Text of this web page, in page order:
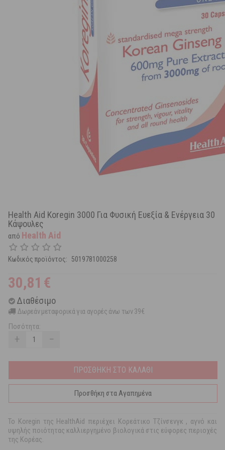
Health Aid Koregin 3000 Για Φυσική Ευεξία & Ενέργεια 30
Κάψουλες
από Health Aid
Κωδικός προϊόντος: 5019781000258
30,81 €
Διαθέσιμο
Δωρεάν μεταφορικά για αγορές άνω των 39€
Ποσότητα:
+ −
ΠΡΟΣΘΗΚΗ ΣΤΟ ΚΑΛΑΘΙ
Προσθήκη στα Αγαπημένα
Το Koregin της HealthAid περιέχει Κορεάτικο Τζίνσενγκ , αγνό και
υψηλής ποιότητας καλλιεργημένο βιολογικά στις εύφορες περιοχές
της Κορέας.